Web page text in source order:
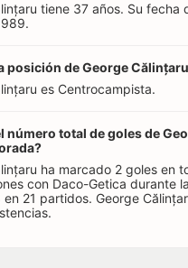
tiene 37 años. Su fecha
posición de George
es Centrocampista.
número total de goles de
ha marcado 2 goles en
con Daco-Getica durante
en 21 partidos. George